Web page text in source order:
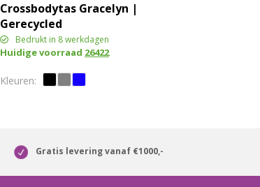
Crossbodytas Gracelyn |
Gerecycled
Bedrukt in 8 werkdagen
Huidige voorraad 26422
Gratis levering vanaf €1000,-